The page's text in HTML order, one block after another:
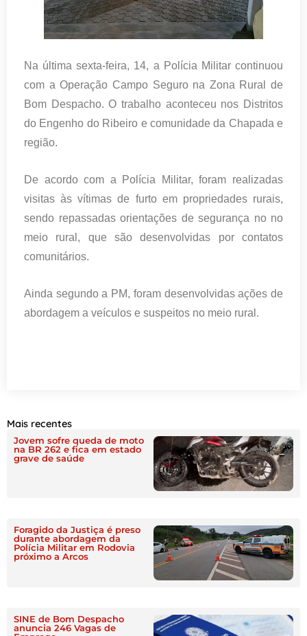
Na última sexta-feira, 14, a Polícia Militar continuou
com a Operação Campo Seguro na Zona Rural de
Bom Despacho. O trabalho aconteceu nos Distritos
do Engenho do Ribeiro e comunidade da Chapada e
região.
De acordo com a Polícia Militar, foram realizadas
visitas às vítimas de furto em propriedades rurais,
sendo repassadas orientações de segurança no no
meio rural, que são desenvolvidas por contatos
comunitários.
Ainda segundo a PM, foram desenvolvidas ações de
abordagem a veículos e suspeitos no meio rural.
Mais recentes
Jovem sofre queda de moto
na BR 262 e fica em estado
grave de saúde
Foragido da Justiça é preso
durante abordagem da
Polícia Militar em Rodovia
próximo a Arcos
SINE de Bom Despacho
anuncia 246 Vagas de